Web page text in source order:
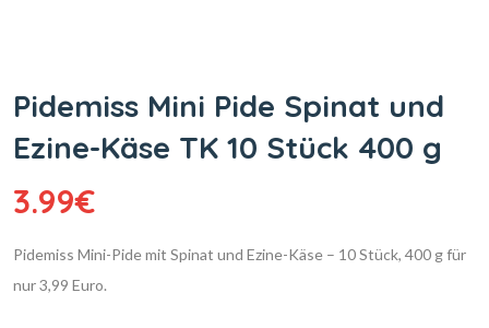
Pidemiss Mini Pide Spinat und
Ezine-Käse TK 10 Stück 400 g
3.99€
Pidemiss Mini-Pide mit Spinat und Ezine-Käse – 10 Stück, 400 g für
nur 3,99 Euro.